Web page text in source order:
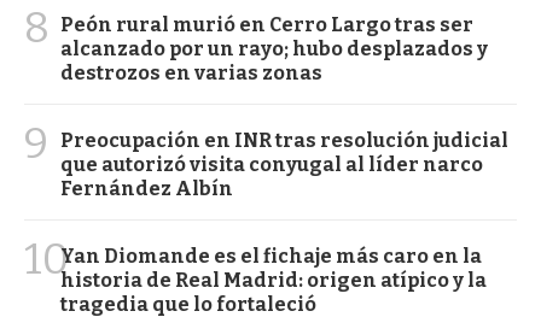
8
Peón rural murió en Cerro Largo tras ser
alcanzado por un rayo; hubo desplazados y
destrozos en varias zonas
9
Preocupación en INR tras resolución judicial
que autorizó visita conyugal al líder narco
Fernández Albín
10Yan Diomande es el fichaje más caro en la
historia de Real Madrid: origen atípico y la
tragedia que lo fortaleció